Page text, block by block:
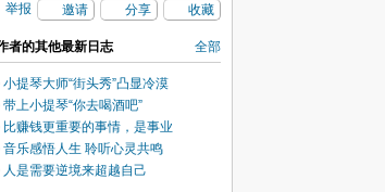
收藏
分享
邀请
举报
全部
者的其他最新日志
小提琴大师“街头秀”凸显冷漠
带上小提琴“你去喝酒吧”
比赚钱更重要的事情，是事业
音乐感悟人生 聆听心灵共鸣
人是需要逆境来超越自己